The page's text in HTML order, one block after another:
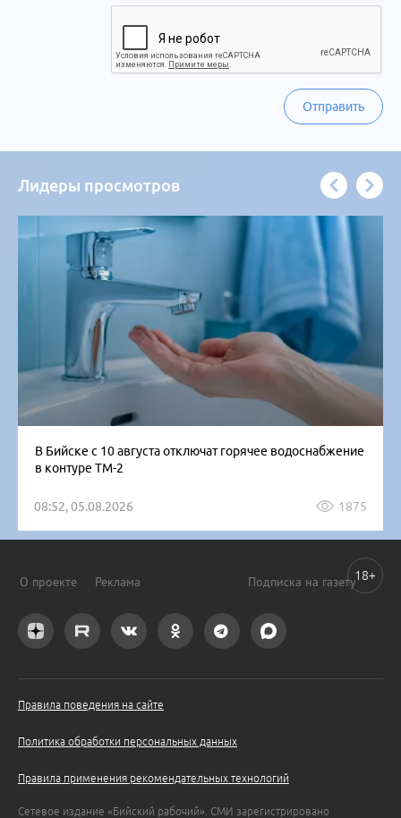
Отправить
Лидеры просмотров
В Бийске с 10 августа отключат горячее водоснабжение
в контуре ТМ-2
08:52, 05.08.2026 1875
О проекте Реклама Подписка на газету
Правила поведения на сайте
Политика обработки персональных данных
Правила применения рекомендательных технологий
Сетевое издание «Бийский рабочий». СМИ зарегистрировано
18+